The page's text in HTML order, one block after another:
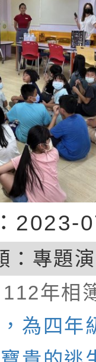
2023-
專題
112年相
為四年